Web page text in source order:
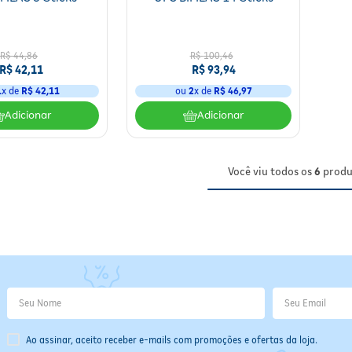
R$ 44,86
42,11
x de R$ 42,11
Adicionar
R$ 100,46
R$ 93,94
ou 2x de R$ 46,97
Adicionar
Você viu todos os6
Ao assinar, aceito receber e-mails com promoções e ofertas da loja.